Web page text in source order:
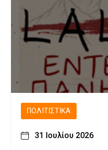
ΠΟΛΙΤΙΣΤΙΚΆ
31 Ιουλίου 2026